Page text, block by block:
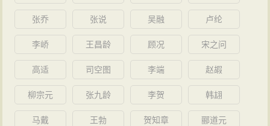
张乔 张说 吴融 卢纶
李峤 王昌龄 顾况 宋之问
高适 司空图 李端 赵嘏
柳宗元 张九龄 李贺 韩翃
马戴 王勃 贺知章 郦道元